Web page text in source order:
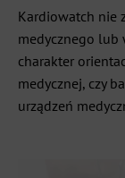
Kardiowatch nie
medycznego lub
charakter
medycznej, czy
urządzeń